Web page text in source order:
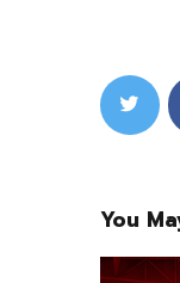
You